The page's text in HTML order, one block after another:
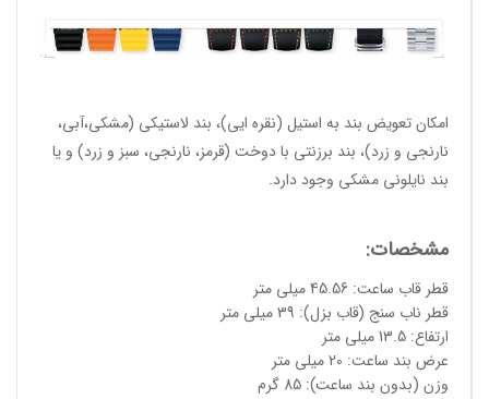
امکان تعویض بند به استیل (نقره ایی)، بند لاستیکی (مشکی،آبی،
نارنجی و زرد)، بند برزنتی با دوخت (قرمز، نارنجی، سبز و زرد) و یا
بند نایلونی مشکی وجود دارد.
مشخصات:
قطر قاب ساعت: 45.56 میلی متر
قطر ناب سنج (قاب بزل): 39 میلی متر
ارتفاع: 13.5 میلی متر
عرض بند ساعت: 20 میلی متر
وزن (بدون بند ساعت): 85 گرم